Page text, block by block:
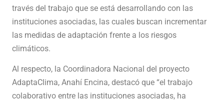
través del trabajo que se está desarrollando con las
instituciones asociadas, las cuales buscan incrementar
las medidas de adaptación frente a los riesgos
climáticos.
Al respecto, la Coordinadora Nacional del proyecto
AdaptaClima, Anahí Encina, destacó que “el trabajo
colaborativo entre las instituciones asociadas, ha